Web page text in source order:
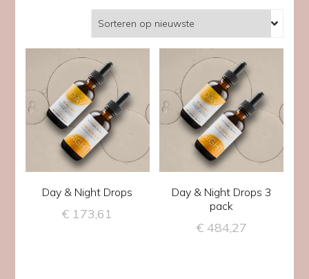
nieuwste
Day & Night Drops
€ 173,61
Day & Night Drops 3
pack
€484,27